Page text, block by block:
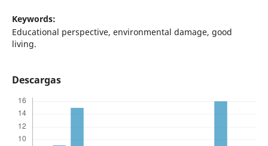
Keywords:
Educational perspective, environmental damage, good
living.
Descargas